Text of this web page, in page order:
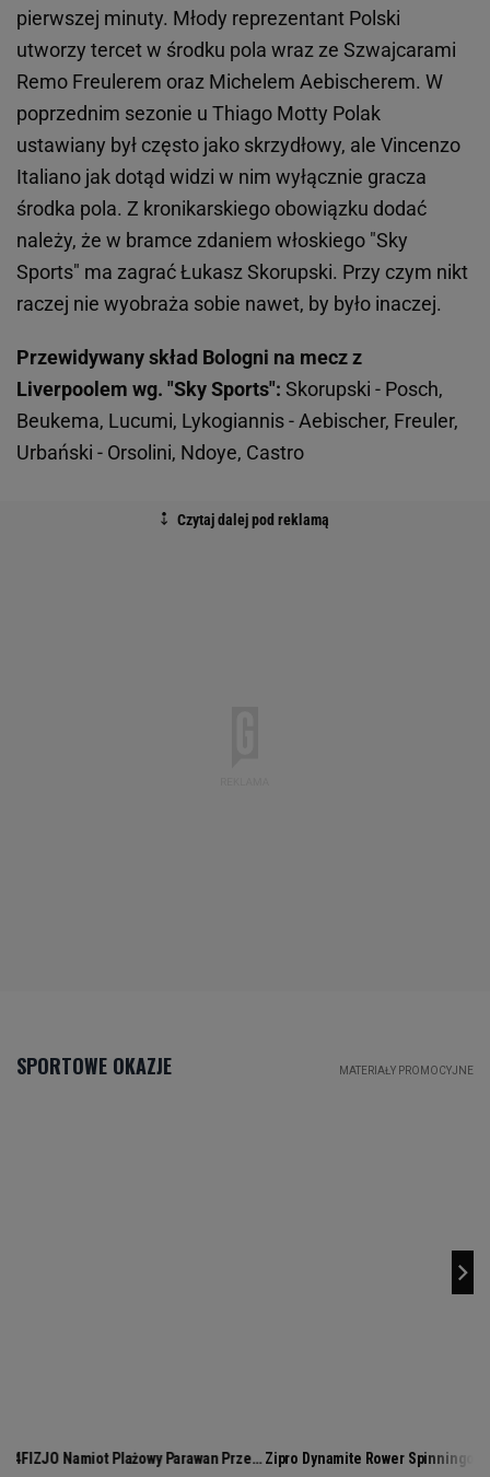
pierwszej minuty. Młody reprezentant Polski
utworzy tercet w środku pola wraz ze Szwajcarami
Remo Freulerem oraz Michelem Aebischerem. W
poprzednim sezonie u Thiago Motty Polak
ustawiany był często jako skrzydłowy, ale Vincenzo
Italiano jak dotąd widzi w nim wyłącznie gracza
środka pola. Z kronikarskiego obowiązku dodać
należy, że w bramce zdaniem włoskiego "Sky
Sports" ma zagrać Łukasz Skorupski. Przy czym nikt
raczej nie wyobraża sobie nawet, by było inaczej.
Przewidywany skład Bologni na mecz z
Liverpoolem wg. "Sky Sports": Skorupski - Posch,
Beukema, Lucumi, Lykogiannis - Aebischer, Freuler,
Urbański - Orsolini, Ndoye, Castro